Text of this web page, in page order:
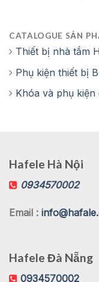
CATALOGUE SẢN
Thiết bị nhà tắm
Phụ kiện thiết bị
Khóa và phụ kiện
Hafele Hà Nội
0934570002
Email :
Hafele Đà Nẵng
0934570002